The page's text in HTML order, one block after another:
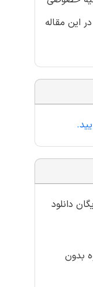
این مقاله
دانلود
بدون